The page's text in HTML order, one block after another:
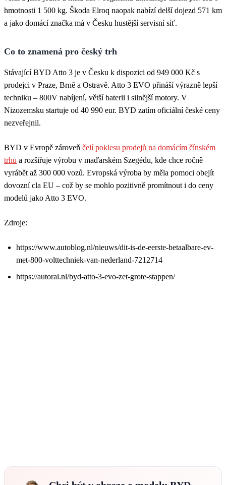
hmotnosti 1 500 kg. Škoda Elroq naopak nabízí delší dojezd 571 km
a jako domácí značka má v Česku hustější servisní síť.
Co to znamená pro český trh
Stávající BYD Atto 3 je v Česku k dispozici od 949 000 Kč s
prodejci v Praze, Brně a Ostravě. Atto 3 EVO přináší výrazně lepší
techniku – 800V nabíjení, větší baterii i silnější motory. V
Nizozemsku startuje od 40 990 eur. BYD zatím oficiální české ceny
nezveřejnil.
BYD v Evropě zároveň čelí poklesu prodejů na domácím čínském
trhu a rozšiřuje výrobu v maďarském Szegédu, kde chce ročně
vyrábět až 300 000 vozů. Evropská výroba by měla pomoci obejít
dovozní cla EU – což by se mohlo pozitivně promítnout i do ceny
modelů jako Atto 3 EVO.
Zdroje:
https://www.autoblog.nl/nieuws/dit-is-de-eerste-betaalbare-ev-
met-800-volttechniek-van-nederland-7212714
https://autorai.nl/byd-atto-3-evo-zet-grote-stappen/